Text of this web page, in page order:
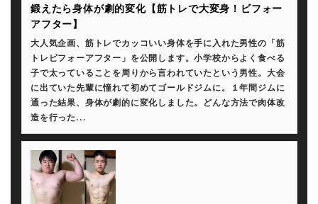
鍛えたら身体が劇的変化【筋トレで大変身！ビフォー
アフター】
大人気企画、筋トレでカッコいい身体を手に入れた男性の「筋
トレビフォーアフター」を公開します。小学校からよく食べる
子で太っていることを周りから言われていたという男性。大会
に出ていた先輩に憧れて初めてゴールドジムに。１年間ジムに
通った結果、身体が劇的に変化しました。どんな方法で肉体改
造を行った...